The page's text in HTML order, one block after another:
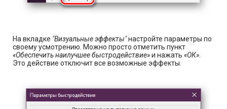
На вкладке "Визуальные эффекты"настройте параметры по
своему усмотрению. Можно просто отметить пункт
«Обеспечить наилучшее быстродействие»и нажать «ОК»
Это действие отключит все возможные эффекты.